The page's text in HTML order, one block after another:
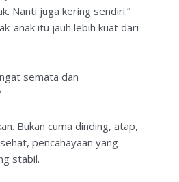
Nanti juga kering sendiri.”
anak itu jauh lebih kuat dari
semata dan
Bukan cuma dinding, atap,
pencahayaan yang
stabil.